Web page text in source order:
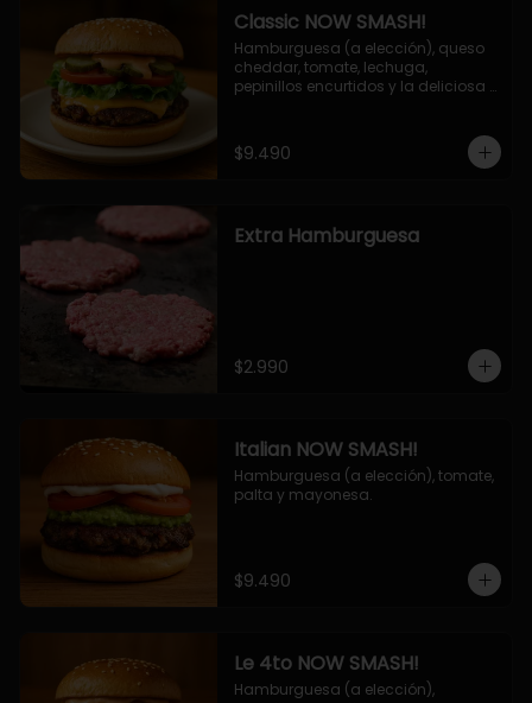
Classic NOW SMASH!
Hamburguesa (a elección), queso
cheddar, tomate, lechuga,
pepinillos encurtidos y la deliciosa
$9.490
Extra Hamburguesa
$2.990
Italian NOW SMASH!
Hamburguesa (a elección), tomate,
palta y mayonesa.
$9.490
Le 4to NOW SMASH!
Hamburguesa (a elección),